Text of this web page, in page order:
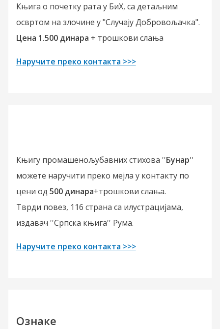
Књига о почетку рата у БиХ, са детаљним
освртом на злочине у "Случају Добровољачка".
Цена 1.500 динара + трошкови слања
Наручите преко контакта >>>
Књигу промашенољубавних стихова ''Бунар''
можете наручити преко мејла у контакту по
цени од 500 динара+трошкови слања.
Тврди повез, 116 страна са илустрацијама,
издавач ''Српска књига'' Рума.
Наручите преко контакта >>>
Ознаке